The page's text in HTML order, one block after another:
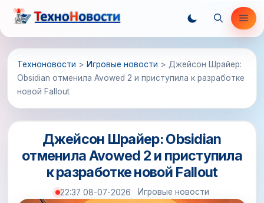
Перейти
содержимому
Техноновости > Игровые новости > Джейсон Шрайер:
Obsidian отменила Avowed 2 и приступила к разработке
новой Fallout
Джейсон Шрайер: Obsidian
отменила Avowed 2 и приступила
к разработке новой Fallout
22:37 08-07-2026 Игровые новости